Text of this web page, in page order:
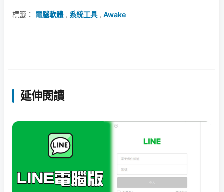
標籤： 電腦軟體, 系統工具, Awake
延伸閱讀